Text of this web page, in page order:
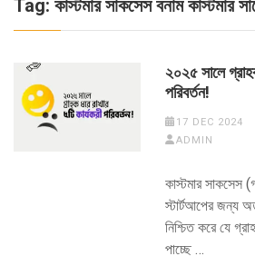
Tag: কাস্টমার সাকসেস বনাম কাস্টমার
২০২৫ সালে
পরিবর্তন!
17 DEC 2024
ADMIN
কাস্টমার সাকসেস
স্টার্টআপের জন্য
নিশ্চিত করে যে
পাচ্ছে …